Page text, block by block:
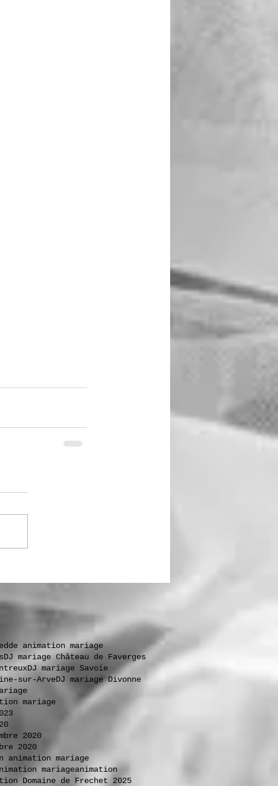
animation mariage
DJ mariage Château de Faverges
DJ mariage Savoie
sur-ArveDJ mariage Divonne
mariage
2020
2020
animation mariage
mariageanimation
Domaine de Frechet 2025